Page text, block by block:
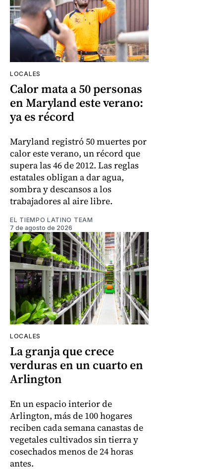
LOCALES
Calor mata a 50 personas
en Maryland este verano:
ya es récord
Maryland registró 50 muertes por
calor este verano, un récord que
supera las 46 de 2012. Las reglas
estatales obligan a dar agua,
sombra y descansos a los
trabajadores al aire libre.
EL TIEMPO LATINO TEAM
7 de agosto de 2026
LOCALES
La granja que crece
verduras en un cuarto en
Arlington
En un espacio interior de
Arlington, más de 100 hogares
reciben cada semana canastas de
vegetales cultivados sin tierra y
cosechados menos de 24 horas
antes.